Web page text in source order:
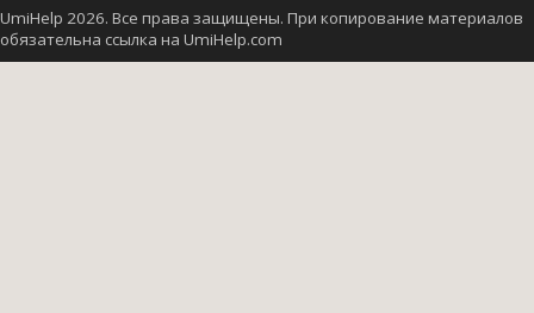
UmiHelp 2026. Все права защищены. При копирование материалов
обязательна ссылка на UmiHelp.com